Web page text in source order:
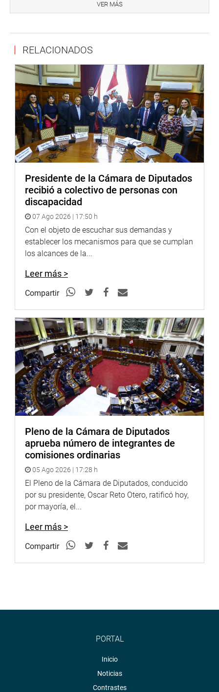
Zoraida Echevarría visitó Alto Puñizas y los centros
poblados San Luis de Shuaro y Sanchiro de Palomar y el
colegio Puente Copelo.
Además de los kits escolares, entregó prendas de vestir
para niños y adultos.
La presente gestión del Comité de Damas que preside la
señora Cecilia Salgado Rubianes se caracteriza por su
permanente labor social y solidaria en favor de los
sectores menos favorecidos del país.
PRENSA CONGRESO
Puede encontrar más información en nuestra página web
y redes sociales.
http://www.congreso.gob.pe/
Facebook:https://www.facebook.com/congresoperu
Youtube:http://www.youtube.com/congresoperu
Soundcloud:https://soundcloud.com/radiocongreso
VER MÁS
RELACIONADOS
Presidente de la Cámara de Diputados
recibió a colectivo de personas con
discapacidad
07 Ago 2026 | 17:50 h
Con el objeto de escuchar sus demandas y
establecer los mecanismos para que se cumplan
los alcances de la...
Leer más >
Compartir
Pleno de la Cámara de Diputados
aprueba número de integrantes de
comisiones ordinarias
05 Ago 2026 | 17:28 h
El Pleno de la Cámara de Diputados, conducido
por su presidente, Oscar Reto Otero, ratificó hoy,
por mayoría, el...
Leer más >
Compartir
PORTAL
Inicio
Noticias
Contrastes